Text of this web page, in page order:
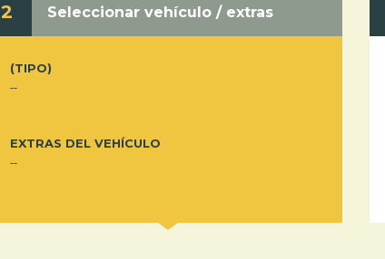
2 Seleccionar vehículo / extras
(TIPO)
--
EXTRAS DEL VEHÍCULO
--